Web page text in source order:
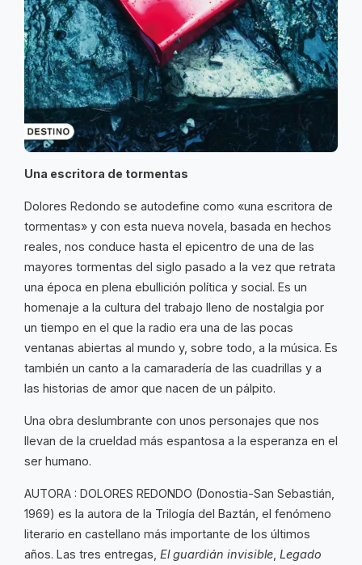
Una escritora de tormentas
Dolores Redondo se autodefine como «una escritora de
tormentas» y con esta nueva novela, basada en hechos
reales, nos conduce hasta el epicentro de una de las
mayores tormentas del siglo pasado a la vez que retrata
una época en plena ebullición política y social. Es un
homenaje a la cultura del trabajo lleno de nostalgia por
un tiempo en el que la radio era una de las pocas
ventanas abiertas al mundo y, sobre todo, a la música. Es
también un canto a la camaradería de las cuadrillas y a
las historias de amor que nacen de un pálpito.
Una obra deslumbrante con unos personajes que nos
llevan de la crueldad más espantosa a la esperanza en el
ser humano.
AUTORA : DOLORES REDONDO (Donostia-San Sebastián,
1969) es la autora de la Trilogía del Baztán, el fenómeno
literario en castellano más importante de los últimos
años. Las tres entregas, El guardián invisible Legado